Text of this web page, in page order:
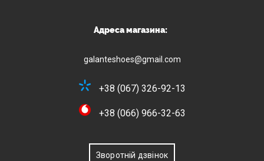
Адреса магазина:
galanteshoes@gmail.com
+38 (067) 326-92-13
+38 (066) 966-32-63
Зворотній дзвінок